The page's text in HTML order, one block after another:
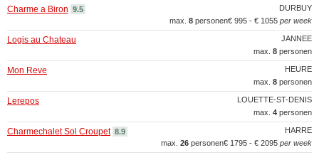
DURBUY
Charme a Biron 9.5
€ 995 - € 1055 per week
max. 8 personen
JANNEE
Logis au Chateau
max. 8 personen
HEURE
Mon Reve
max. 8 personen
LOUETTE-ST-DENIS
Lerepos
max. 4 personen
HARRE
Charmechalet Sol Croupet 8.9
€ 1795 - € 2095 per week
max. 26 personen